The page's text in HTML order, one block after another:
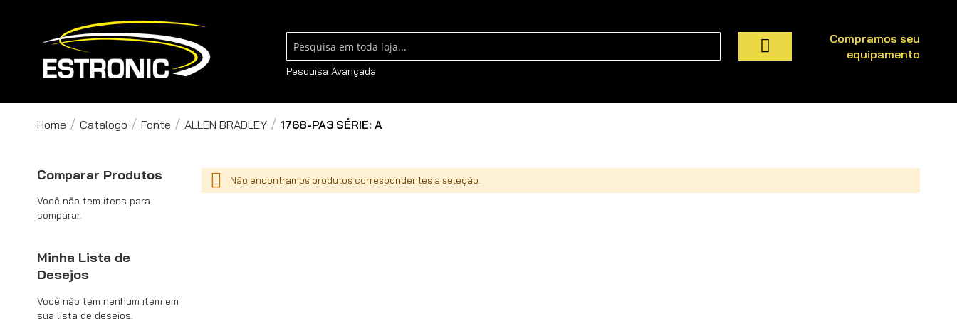
Compramos seu
equipamento
Pesquisa
Pesquisa Avançada
Pesquisa
Home Catalogo Fonte ALLEN BRADLEY 1768-PA3 SÉRIE: A
Não encontramos produtos correspondentes a seleção.
Comparar Produtos
Você não tem itens para
comparar.
Minha Lista de
Desejos
Você não tem nenhum item em
sua lista de desejos.